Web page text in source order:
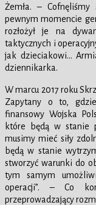
Żemła. – Cofnęliśmy
pewnym momencie
rozłożył je na
taktycznych i
jak dzieciakowi…
dziennikarka.
W marcu 2017 roku
Zapytany o to,
finansowy Wojska
które będą w stanie
musimy mieć siły
będą w stanie
stworzyć warunki do
tym samym
operacji”. – Co
przeprowadzający